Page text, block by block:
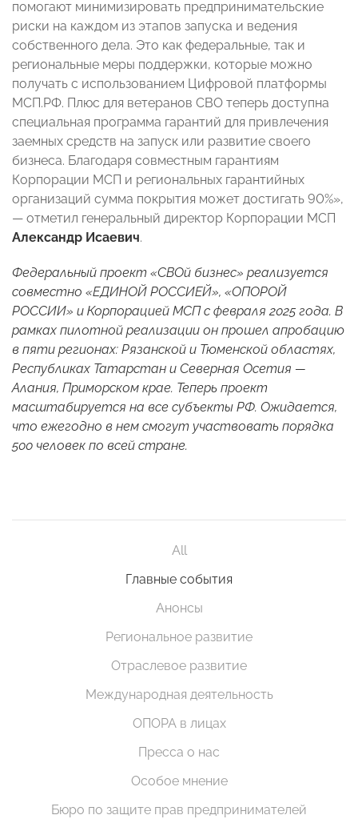
помогают минимизировать предпринимательские
риски на каждом из этапов запуска и ведения
собственного дела. Это как федеральные, так и
региональные меры поддержки, которые можно
получать с использованием Цифровой платформы
МСП.РФ. Плюс для ветеранов СВО теперь доступна
специальная программа гарантий для привлечения
заемных средств на запуск или развитие своего
бизнеса. Благодаря совместным гарантиям
Корпорации МСП и региональных гарантийных
организаций сумма покрытия может достигать 90%»,
— отметил генеральный директор Корпорации МСП
Александр Исаевич.
Федеральный проект «СВОй бизнес» реализуется
совместно «ЕДИНОЙ РОССИЕЙ», «ОПОРОЙ
РОССИИ» и Корпорацией МСП с февраля 2025 года. В
рамках пилотной реализации он прошел апробацию
в пяти регионах: Рязанской и Тюменской областях,
Республиках Татарстан и Северная Осетия —
Алания, Приморском крае. Теперь проект
масштабируется на все субъекты РФ. Ожидается,
что ежегодно в нем смогут участвовать порядка
500 человек по всей стране.
All
Главные события
Анонсы
Региональное развитие
Отраслевое развитие
Международная деятельность
ОПОРА в лицах
Пресса о нас
Особое мнение
Бюро по защите прав предпринимателей